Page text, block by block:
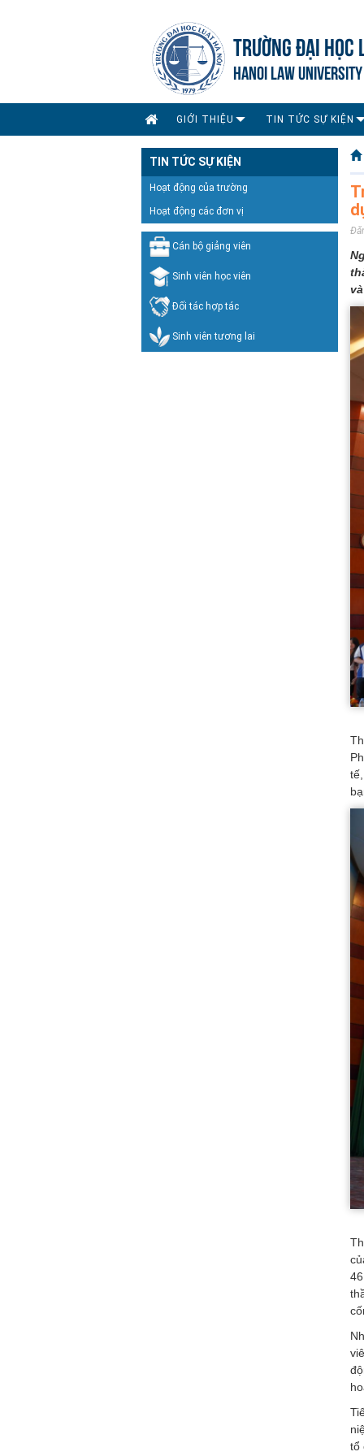
TRƯỜNG ĐẠI HỌC
HANOI LAW UNIVERSITY
GIỚI THIỆU TIN TỨC SỰ KIỆN
TIN TỨC SỰ KIỆN
Hoạt động của trường
Hoạt động các đơn vị
Cán bộ giảng viên
Sinh viên học viên
Đối tác hợp tác
Sinh viên tương lai
tổ